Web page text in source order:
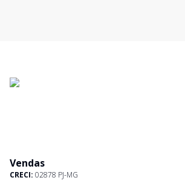
Vendas
CRECI: 02878 PJ-MG